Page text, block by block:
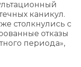
каникул.
столкнулись с
отказы
периода»,